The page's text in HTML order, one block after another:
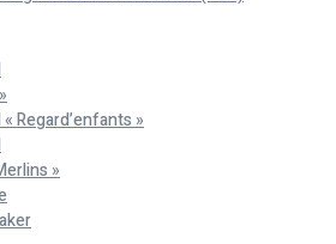
Regard’enfants »
»